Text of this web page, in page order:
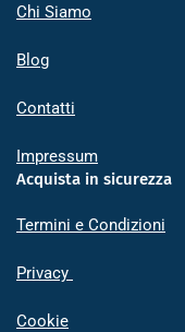
Chi Siamo
Blog
Contatti
Impressum
Acquista in sicurezza
Termini e Condizioni
Privacy
Cookie